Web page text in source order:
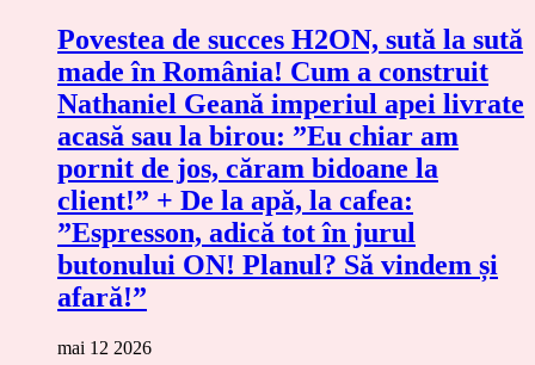
Povestea de succes H2ON, sută la sută
made în România! Cum a construit
Nathaniel Geană imperiul apei livrate
acasă sau la birou: ”Eu chiar am
pornit de jos, căram bidoane la
client!” + De la apă, la cafea:
”Espresson, adică tot în jurul
butonului ON! Planul? Să vindem și
afară!”
mai 12 2026